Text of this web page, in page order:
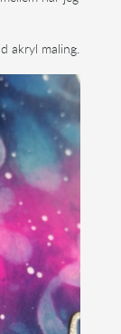
akryl maling.